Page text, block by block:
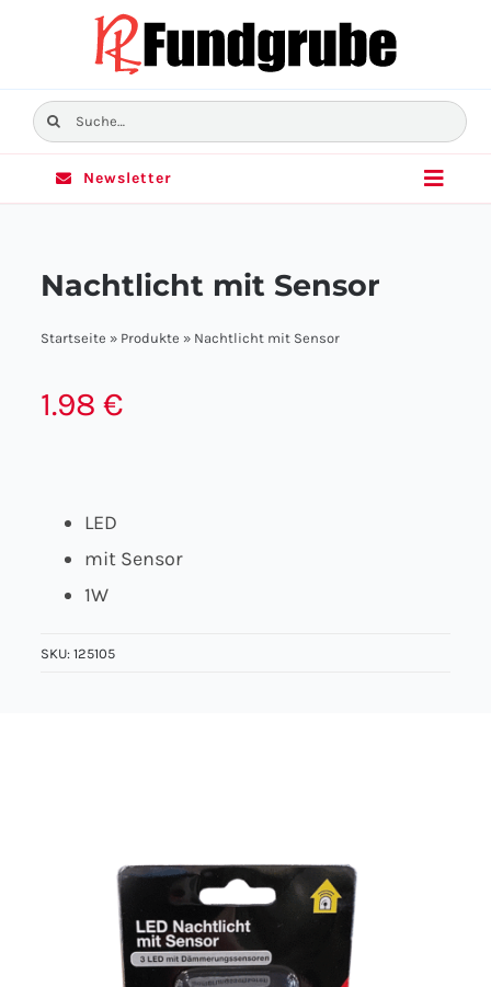
Suche
nach:
Toggle
Über uns
Kontakt
Newsletter
Nachtlicht mit Sensor
Startseite » Produkte » Nachtlicht mit Sensor
1.98€
LED
mit Sensor
1W
SKU:125105